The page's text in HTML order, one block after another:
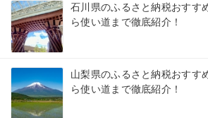
石川県のふるさと納税おすす
ら使い道まで徹底紹介！
山梨県のふるさと納税おすす
ら使い道まで徹底紹介！